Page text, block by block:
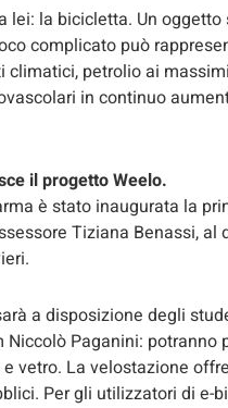
lei: la bicicletta. Un
complicato può
petrolio ai
in continuo
il progetto Weelo.
è stato inaugurata la
Tiziana Benassi,
a disposizione degli
Paganini:
vetro. La velostazione
Per gli utilizzatori di e-